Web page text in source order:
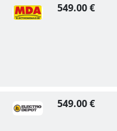
549.00 €
549.00 €